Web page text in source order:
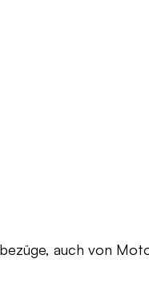
auch von